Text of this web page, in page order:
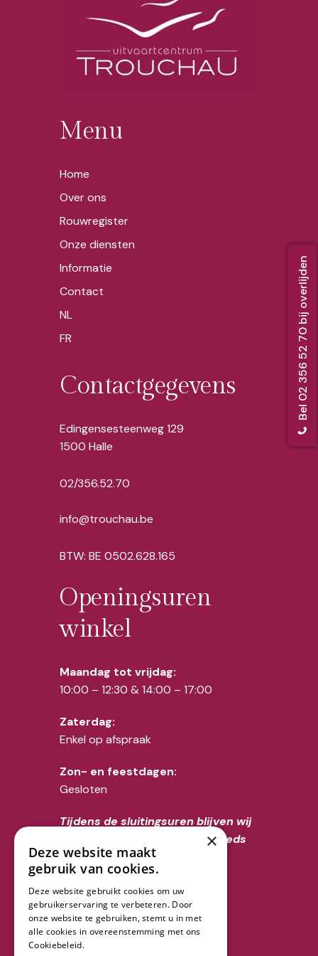
Bel 02 356 52 70 bij overlijden
Menu
Home
Over ons
Rouwregister
Onze diensten
Informatie
Contact
NL
FR
Contactgegevens
Edingensesteenweg 129
1500 Halle
02/356.52.70
info@trouchau.be
BTW: BE 0502.628.165
Openingsuren
winkel
Maandag tot vrijdag:
10:00 – 12:30 & 14:00 – 17:00
Zaterdag:
Enkel op afspraak
Zon- en feestdagen:
Gesloten
Tijdens de sluitingsuren blijven wij
voor overlijdens uiteraard steeds
telefonisch bereikbaar op het
nummer 02/356.52.70
Volg ons
×
Deze website maakt
gebruik van cookies.
Deze website gebruikt cookies om uw
gebruikerservaring te verbeteren. Door
onze website te gebruiken, stemt u in met
alle cookies in overeenstemming met ons
Cookiebeleid.